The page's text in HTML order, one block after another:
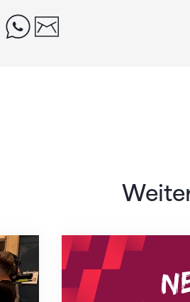
linkedinwhatsapp
Neue